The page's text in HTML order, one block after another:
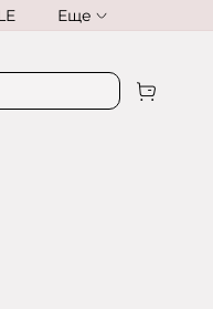
Еще